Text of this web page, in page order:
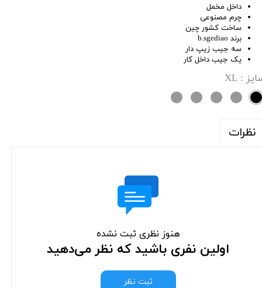
داخل مخمل
چرم مصنوعی
ساخت کشور چین
برند b.sgediao
سه جیب زیپ دار
یک جیب داخل کار
: XL
نظرات
هنوز نظری ثبت نشده
اولین نفری باشید که نظر می‌دهید
ثبت نظر